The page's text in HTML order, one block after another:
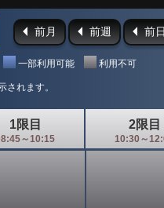
前月 前週 前
一部利用可能 利用不可
されます。
1限目
～10:15
2限目
10:30～